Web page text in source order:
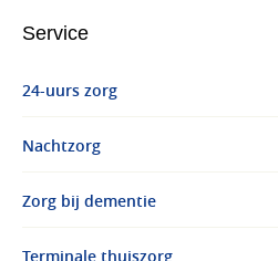
Service
24-uurs zorg
Nachtzorg
Zorg bij dementie
Terminale thuiszorg